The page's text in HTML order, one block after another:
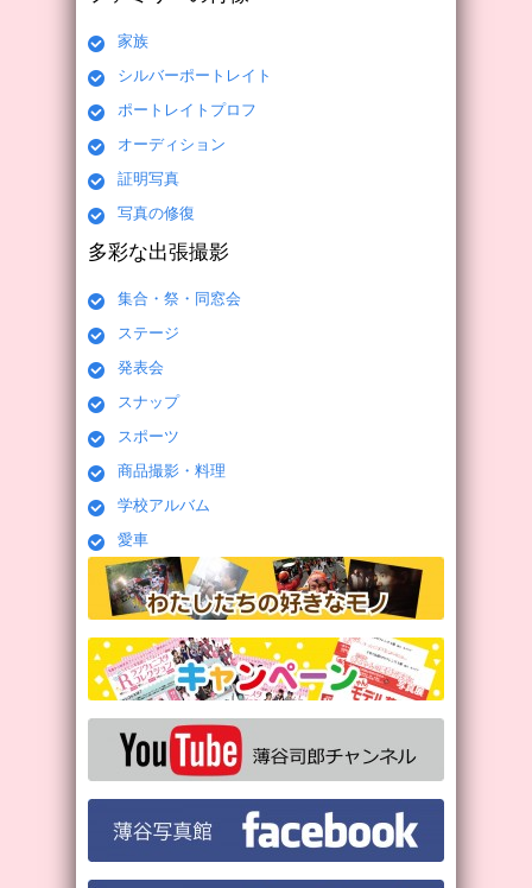
家族
シルバーポートレイト
ポートレイトプロフ
オーディション
証明写真
写真の修復
多彩な出張撮影
集合・祭・同窓会
ステージ
発表会
スナップ
スポーツ
商品撮影・料理
学校アルバム
愛車